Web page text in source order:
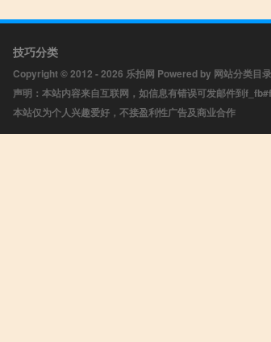
技巧分类
Copyright © 2012 - 2026 乐拍网 Powered by 网站分类目录
声明：本站内容来自互联网，如信息有错误可发邮件到
本站仅为个人兴趣爱好，不接盈利性广告及商业合作